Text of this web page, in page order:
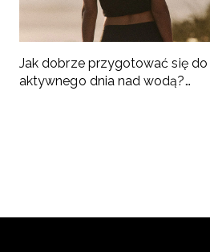
Jak dobrze przygotować się do
aktywnego dnia nad wodą?